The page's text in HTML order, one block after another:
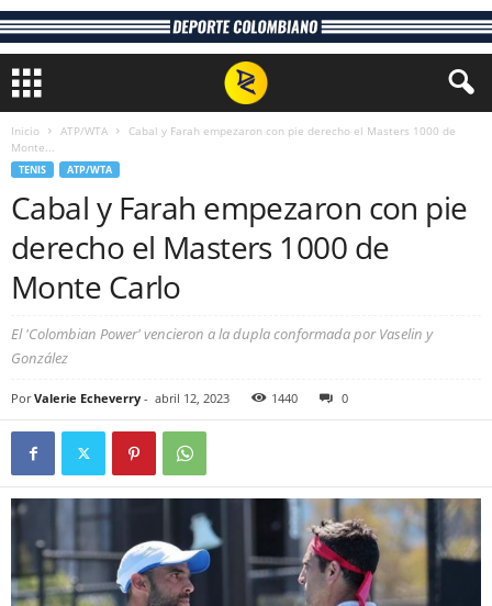
Inicio ATP/WTA
Cabal y Farah empezaron con pie derecho el Masters 1000 de
Monte...
TENIS ATP/WTA
Cabal y Farah empezaron con pie
derecho el Masters 1000 de
Monte Carlo
El 'Colombian Power' vencieron a la dupla conformada por Vaselin y
González
Por Valerie Echeverry - abril 12, 2023 1440 0